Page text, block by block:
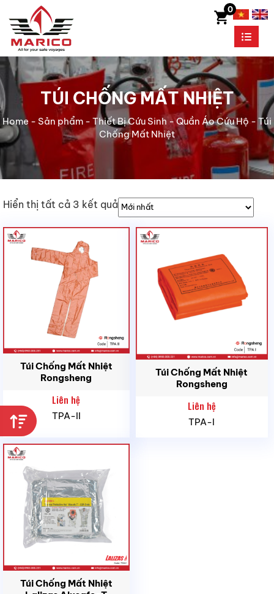
0
TÚI CHỐNG MẤT NHIỆT
Home - Sản phẩm - Thiết Bị Cứu Sinh-Quần Áo Cứu Hộ - Túi
Chống Mất Nhiệt
Hiển thị tất cả 3 kết quả
Túi Chống Mất Nhiệt
Rongsheng
Liên hệ
TPA-II
Túi Chống Mất Nhiệt
Rongsheng
Liên hệ
TPA-I
Túi Chống Mất Nhiệt